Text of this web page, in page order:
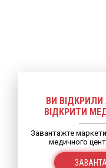
ВИ
ВІДКРИТИ
Завантажте
медичного